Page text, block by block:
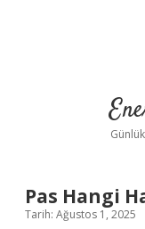
Pas Hangi
Tarih: Ağustos 1, 2025